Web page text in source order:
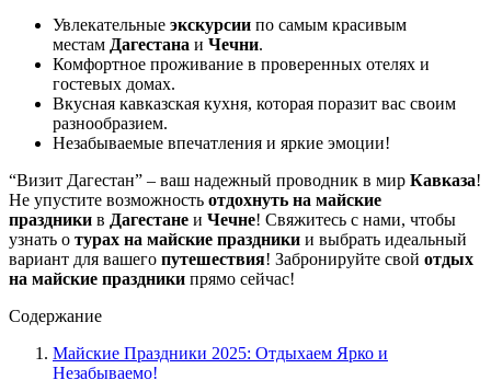
Увлекательные экскурсии по самым красивым
местам Дагестана и Чечни.
Комфортное проживание в проверенных отелях и
гостевых домах.
Вкусная кавказская кухня, которая поразит вас своим
разнообразием.
Незабываемые впечатления и яркие эмоции!
“Визит Дагестан” – ваш надежный проводник в мир Кавказа!
Не упустите возможность отдохнуть на майские
праздники в Дагестане и Чечне! Свяжитесь с нами, чтобы
узнать о турах на майские праздники и выбрать идеальный
вариант для вашего путешествия! Забронируйте свой отдых
на майские праздники прямо сейчас!
Содержание
Майские Праздники 2025: Отдыхаем Ярко и
Незабываемо!